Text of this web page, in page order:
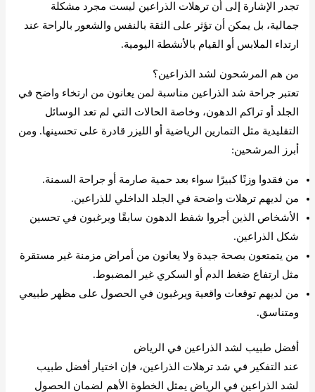
تجدر الإشارة إلى أن ترهلات الذراعين ليست مجرد مشكلة
جمالية، بل يمكن أن تؤثر على الثقة بالنفس والشعور بالراحة عند
ارتداء الملابس أو القيام بالأنشطة اليومية.
من هم المرشحون لشد الذراعين؟
تعتبر جراحة شد الذراعين مناسبة لمن يعانون من ارتخاء واضح في
الجلد أو تراكم الدهون، وخاصة الحالات التي لم تعد الوسائل
التقليدية مثل التمارين الرياضية أو الليزر قادرة على تحسينها. ومن
أبرز المرشحين:
من فقدوا وزنًا كبيرًا سواء بعد حمية صارمة أو جراحة السمنة.
من لديهم ترهلات واضحة في الجلد الداخلي للذراعين.
الأشخاص الذين أجروا شفط الدهون سابقًا ويرغبون في تحسين
شكل الذراعين.
من يتمتعون بصحة جيدة ولا يعانون من أمراض مزمنة غير مستقرة
مثل ارتفاع ضغط الدم أو السكري غير المضبوط.
من لديهم توقعات واقعية ويرغبون في الحصول على مظهر طبيعي
ومتناسق.
أفضل طبيب لشد الذراعين في الرياض
عند التفكير في شد ترهلات الذراعين، فإن اختيار أفضل طبيب
لشد الذراعين في الرياض يمثل الخطوة الأهم لضمان الحصول